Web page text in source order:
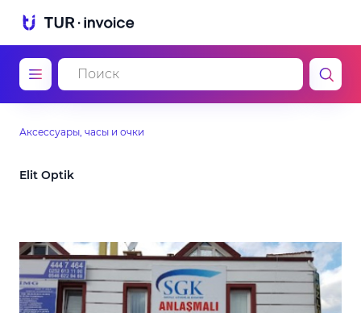
Аксессуары, часы и очки
Elit Optik